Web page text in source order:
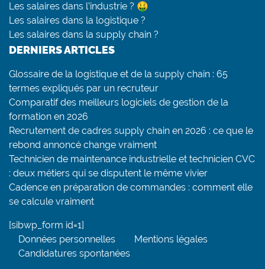
Les salaires dans l’industrie ? 🤑
Les salaires dans la logistique ?
Les salaires dans la supply chain ?
DERNIERS ARTICLES
Glossaire de la logistique et de la supply chain : 65
termes expliqués par un recruteur
Comparatif des meilleurs logiciels de gestion de la
formation en 2026
Recrutement de cadres supply chain en 2026 : ce que le
rebond annoncé change vraiment
Technicien de maintenance industrielle et technicien CVC
: deux métiers qui se disputent le même vivier
Cadence en préparation de commandes : comment elle
se calcule vraiment
[sibwp_form id=1]
Données personnelles
Mentions légales
Candidatures spontanées